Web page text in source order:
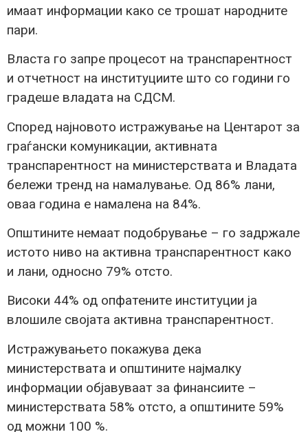
имаат информации како се трошат народните
пари.
Власта го запре процесот на транспарентност
и отчетност на институциите што со години го
градеше владата на СДСМ.
Според најновото истражување на Центарот за
граѓански комуникации, активната
транспарентност на министерствата и Владата
бележи тренд на намалување. Од 86% лани,
оваа година е намалена на 84%.
Општините немаат подобрување – го задржале
истото ниво на активна транспарентност како
и лани, односно 79% отсто.
Високи 44% од опфатените институции ја
влошиле својата активна транспарентност.
Истражувањето покажува дека
министерствата и општините најмалку
информации објавуваат за финансиите –
министерствата 58% отсто, а општините 59%
од можни 100 %.